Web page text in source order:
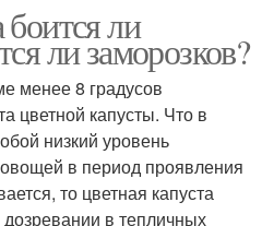
ли
ли заморозков?
менее 8 градусов
цветной капусты. Что в
низкий уровень
в период проявления
то цветная капуста
в тепличных